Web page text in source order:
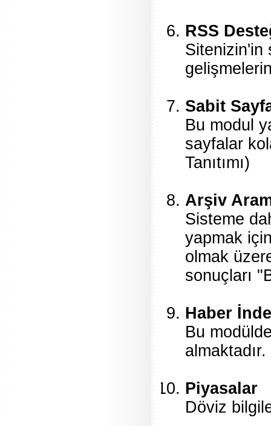
RSS
Sitenizin'in
Sabit
Bu modul
sayfalar
Tanıtımı)
Arşiv
Sisteme
yapmak
olmak
sonuçları
Haber
Bu
almaktadır.
Piyasalar
Döviz